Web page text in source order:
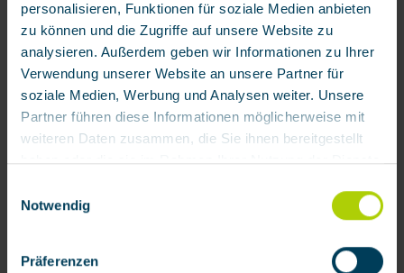
personalisieren, Funktionen für soziale Medien anbieten
zu können und die Zugriffe auf unsere Website zu
analysieren. Außerdem geben wir Informationen zu Ihrer
Verwendung unserer Website an unsere Partner für
soziale Medien, Werbung und Analysen weiter. Unsere
Partner führen diese Informationen möglicherweise mit
weiteren Daten zusammen, die Sie ihnen bereitgestellt
haben oder die sie im Rahmen Ihrer Nutzung der Dienste
Mit Klick auf „[Zustimmen / Alles akzeptieren / etc.]“
erteilen Sie Ihre Einwilligung auch in die Weitergabe über
Ihr Verhalten in unserem Shop an unseren Partner, die
Notwendig
Präferenzen
Product number: